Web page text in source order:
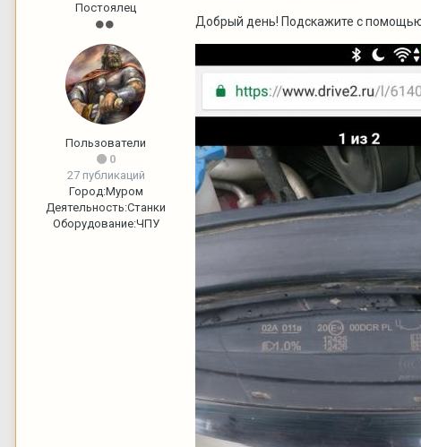
Постоялец
Пользователи
0
27 публикаций
Город:Муром
Деятельность:Станки
Оборудование:ЧПУ
Добрый день! Подскажите с